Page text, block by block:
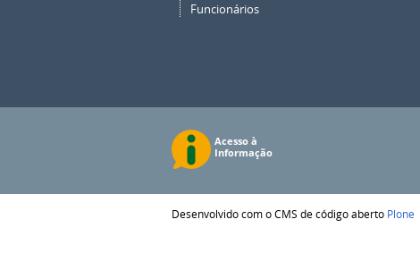
Funcionários
Desenvolvido com o CMS de código aberto Plone